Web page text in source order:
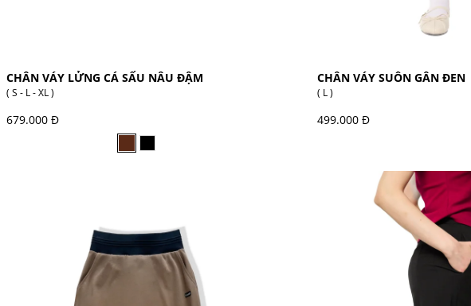
CHÂN VÁY LỬNG CÁ SẤU NÂU ĐẬM
( S - L - XL )
679.000 Đ
CHÂN VÁY SUÔN GÂN ĐEN
( L )
499.000 Đ